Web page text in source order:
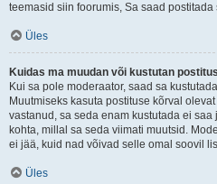
teemasid siin foorumis, Sa saad
Üles
Kuidas ma muudan või kustutan
Kui sa pole moderaator, saad sa
Muutmiseks kasuta postituse kõrval
vastanud, sa seda enam kustutada ei
kohta, millal sa seda viimati muutsid.
ei jää, kuid nad võivad selle omal soovil
Üles